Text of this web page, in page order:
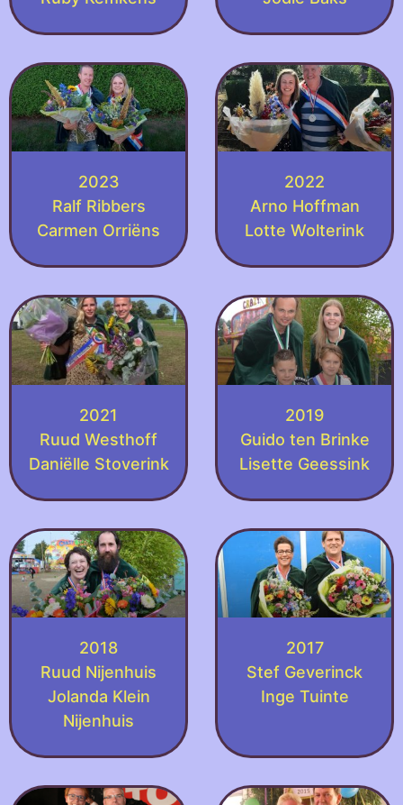
2023
Ralf Ribbers
Carmen Orriëns
2022
Arno Hoffman
Lotte Wolterink
2021
Ruud Westhoff
Daniëlle Stoverink
2019
Guido ten Brinke
Lisette Geessink
2018
Ruud Nijenhuis
Jolanda Klein
Nijenhuis
2017
Stef Geverinck
Inge Tuinte